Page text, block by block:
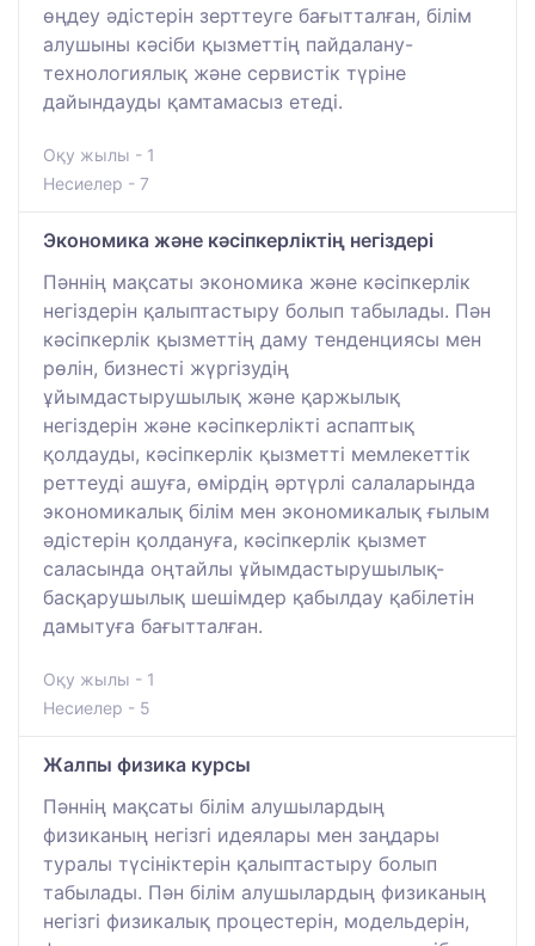
өңдеу әдістерін зерттеуге бағытталған, білім
алушыны кәсіби қызметтің пайдалану-
технологиялық және сервистік түріне
дайындауды қамтамасыз етеді.
Оқу жылы - 1
Несиелер - 7
Экономика және кәсіпкерліктің негіздері
Пәннің мақсаты экономика және кәсіпкерлік
негіздерін қалыптастыру болып табылады. Пән
кәсіпкерлік қызметтің даму тенденциясы мен
рөлін, бизнесті жүргізудің
ұйымдастырушылық және қаржылық
негіздерін және кәсіпкерлікті аспаптық
қолдауды, кәсіпкерлік қызметті мемлекеттік
реттеуді ашуға, өмірдің әртүрлі салаларында
экономикалық білім мен экономикалық ғылым
әдістерін қолдануға, кәсіпкерлік қызмет
саласында оңтайлы ұйымдастырушылық-
басқарушылық шешімдер қабылдау қабілетін
дамытуға бағытталған.
Оқу жылы - 1
Несиелер - 5
Жалпы физика курсы
Пәннің мақсаты білім алушылардың
физиканың негізгі идеялары мен заңдары
туралы түсініктерін қалыптастыру болып
табылады. Пән білім алушылардың физиканың
негізгі физикалық процестерін, модельдерін,